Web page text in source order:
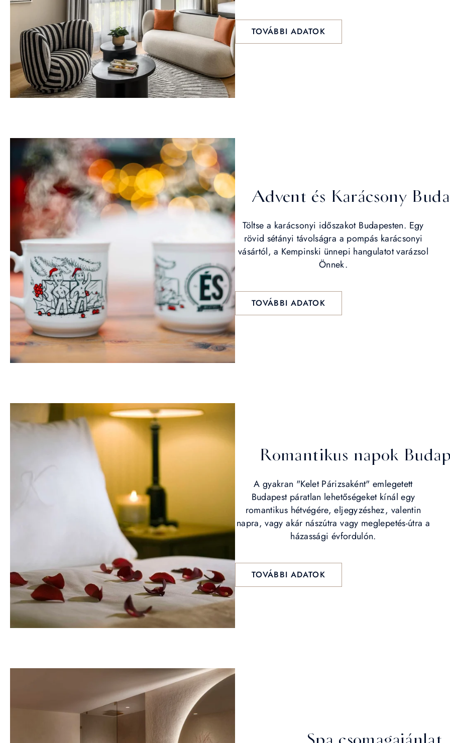
TOVÁBBI ADATOK
Advent és Karácsony
Töltse a karácsonyi időszakot Budapesten. Egy
rövid sétányi távolságra a pompás karácsonyi
vásártól, a Kempinski ünnepi hangulatot varázsol
Önnek.
TOVÁBBI ADATOK
Romantikus napok
A gyakran "Kelet Párizsaként" emlegetett
Budapest páratlan lehetőségeket kínál egy
romantikus hétvégére, eljegyzéshez, valentin
napra, vagy akár nászútra vagy meglepetés-útra a
házassági évfordulón.
TOVÁBBI ADATOK